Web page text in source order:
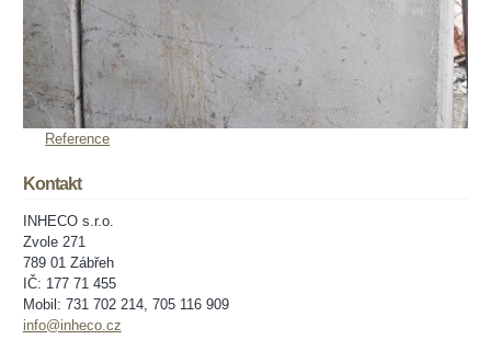
Reference
Kontakt
INHECO s.r.o.
Zvole 271
789 01 Zábřeh
IČ: 177 71 455
Mobil: 731 702 214, 705 116 909
info@inheco.cz